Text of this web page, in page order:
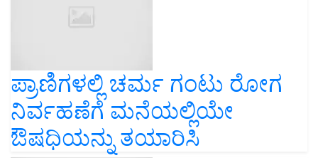
ಪ್ರಾಣಿಗಳಲ್ಲಿ ಚರ್ಮ ಗಂಟು ರೋಗ
ನಿರ್ವಹಣೆಗೆ ಮನೆಯಲ್ಲಿಯೇ
ಔಷಧಿಯನ್ನು ತಯಾರಿಸಿ